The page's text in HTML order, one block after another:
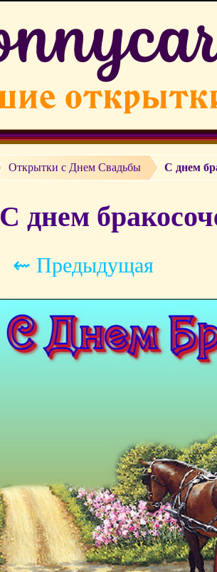
Открытки c Днем Свадьбы С днем
С днем
⇜ Предыдущая